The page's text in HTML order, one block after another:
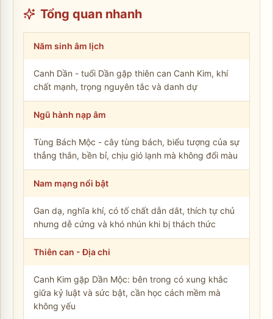
Tổng quan nhanh
Năm sinh âm lịch
Canh Dần - tuổi Dần gặp thiên can Canh Kim, khí
chất mạnh, trọng nguyên tắc và danh dự
Ngũ hành nạp âm
Tùng Bách Mộc - cây tùng bách, biểu tượng của sự
thẳng thắn, bền bỉ, chịu gió lạnh mà không đổi màu
Nam mạng nổi bật
Gan dạ, nghĩa khí, có tố chất dẫn dắt, thích tự chủ
nhưng dễ cứng và khó nhún khi bị thách thức
Thiên can - Địa chi
Canh Kim gặp Dần Mộc: bên trong có xung khắc
giữa kỷ luật và sức bật, cần học cách mềm mà
không yếu